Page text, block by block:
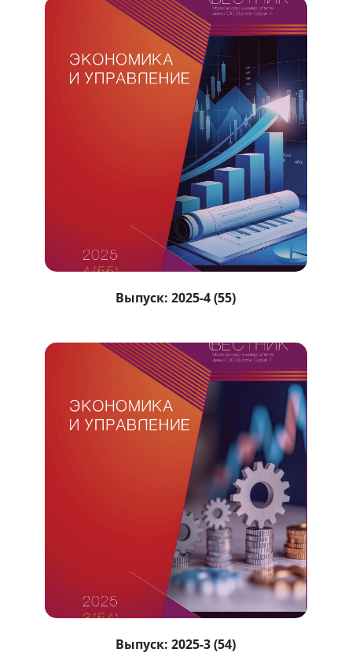
Выпуск:2025-4 (55)
Выпуск:2025-3 (54)